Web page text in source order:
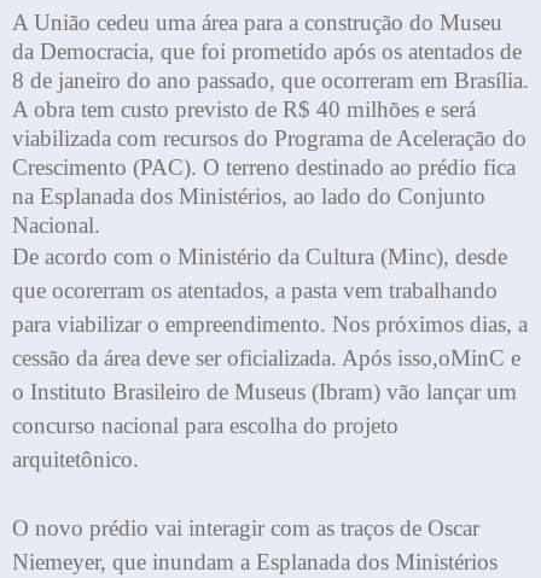
A União cedeu uma área para a construção do Museu
da Democracia, que foi prometido após os atentados de
8 de janeiro do ano passado, que ocorreram em Brasília.
A obra tem custo previsto de R$ 40 milhões e será
viabilizada com recursos do Programa de Aceleração do
Crescimento (PAC). O terreno destinado ao prédio fica
na Esplanada dos Ministérios, ao lado do Conjunto
Nacional.
De acordo com o Ministério da Cultura (Minc), desde
que ocorerram os atentados, a pasta vem trabalhando
para viabilizar o empreendimento. Nos próximos dias, a
cessão da área deve ser oficializada. Após isso,oMinC e
o Instituto Brasileiro de Museus (Ibram) vão lançar um
concurso nacional para escolha do projeto
arquitetônico.
O novo prédio vai interagir com as traços de Oscar
Niemeyer, que inundam a Esplanada dos Ministérios